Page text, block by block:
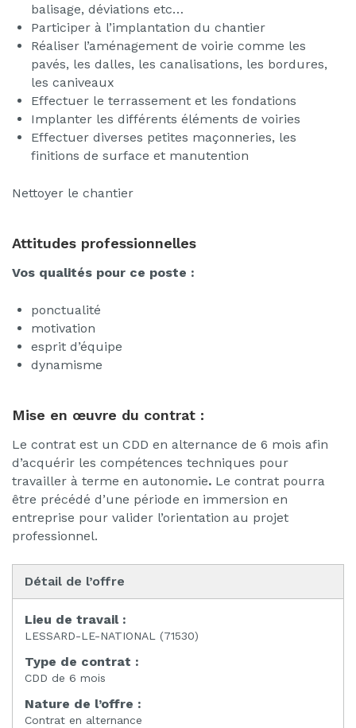
balisage, déviations etc…
Participer à l’implantation du chantier
Réaliser l’aménagement de voirie comme les
pavés, les dalles, les canalisations, les bordures,
les caniveaux
Effectuer le terrassement et les fondations
Implanter les différents éléments de voiries
Effectuer diverses petites maçonneries, les
finitions de surface et manutention
Nettoyer le chantier
Attitudes professionnelles
Vos qualités pour ce poste :
ponctualité
motivation
esprit d’équipe
dynamisme
Mise en œuvre du contrat :
Le contrat est un CDD en alternance de 6 mois afin
d’acquérir les compétences techniques pour
travailler à terme en autonomie. Le contrat pourra
être précédé d’une période en immersion en
entreprise pour valider l’orientation au projet
professionnel.
Détail de l’offre
Lieu de travail :
LESSARD-LE-NATIONAL (71530)
Type de contrat :
CDD de 6 mois
Nature de l’offre :
Contrat en alternance